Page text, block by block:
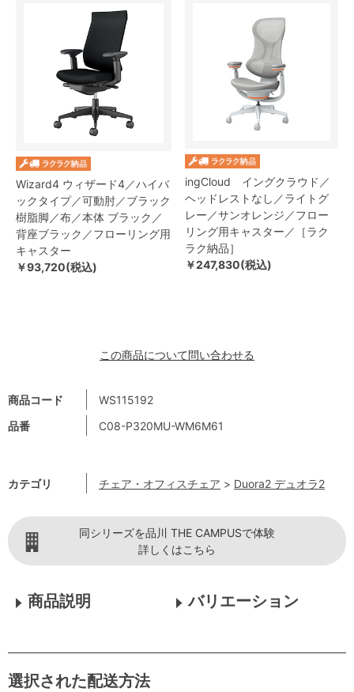
商品コード
WS115192
品番
C08-P320MU-WM6M61
カテゴリ チェア・オフィスチェア > Duora2 デュオラ2
Wizard4 ウィザード4／ハイバ
ックタイプ／可動肘／ブラック
樹脂脚／布／本体 ブラック／
背座ブラック／フローリング用
キャスター
￥93,720(税込)
ingCloud イングクラウド／
ヘッドレストなし／ライトグ
レー／サンオレンジ／フロー
リング用キャスター／［ラク
ラク納品］
￥247,830(税込)
この商品について問い合わせる
同シリーズを品川 THE CAMPUSで体験
詳しくはこちら
商品説明 バリエーション
選択された配送方法